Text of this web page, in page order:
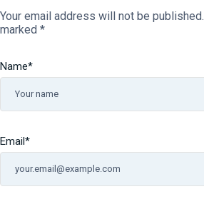
Your email address will not be published.
marked *
Name*
Email *